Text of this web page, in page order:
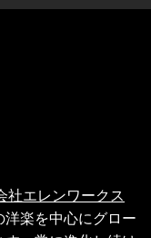
社エレンワークス
楽を中心にグロー